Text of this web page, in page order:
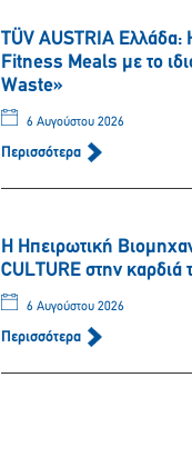
TÜV AUSTRIA Ελλάδα:
Fitness Meals με το
Waste»
6 Αυγούστου 2026
Περισσότερα
Η Ηπειρωτική
CULTURE στην καρδιά
6 Αυγούστου 2026
Περισσότερα